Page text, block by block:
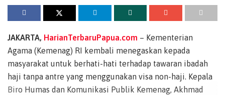
JAKARTA, HarianTerbaruPapua.com – Kementerian
Agama (Kemenag) RI kembali menegaskan kepada
masyarakat untuk berhati-hati terhadap tawaran ibadah
haji tanpa antre yang menggunakan visa non-haji. Kepala
Biro Humas dan Komunikasi Publik Kemenag, Akhmad